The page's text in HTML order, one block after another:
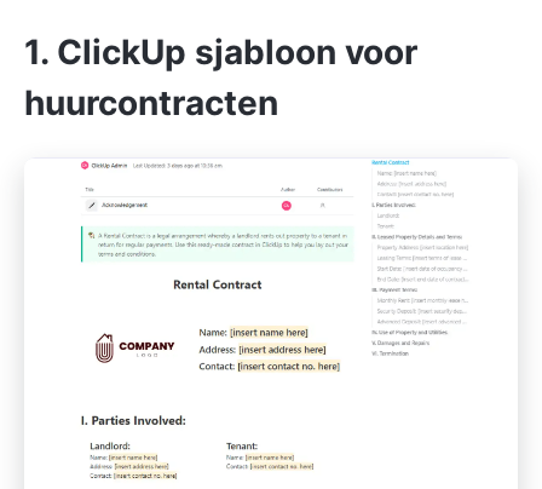
1. ClickUp sjabloon voor
huurcontracten